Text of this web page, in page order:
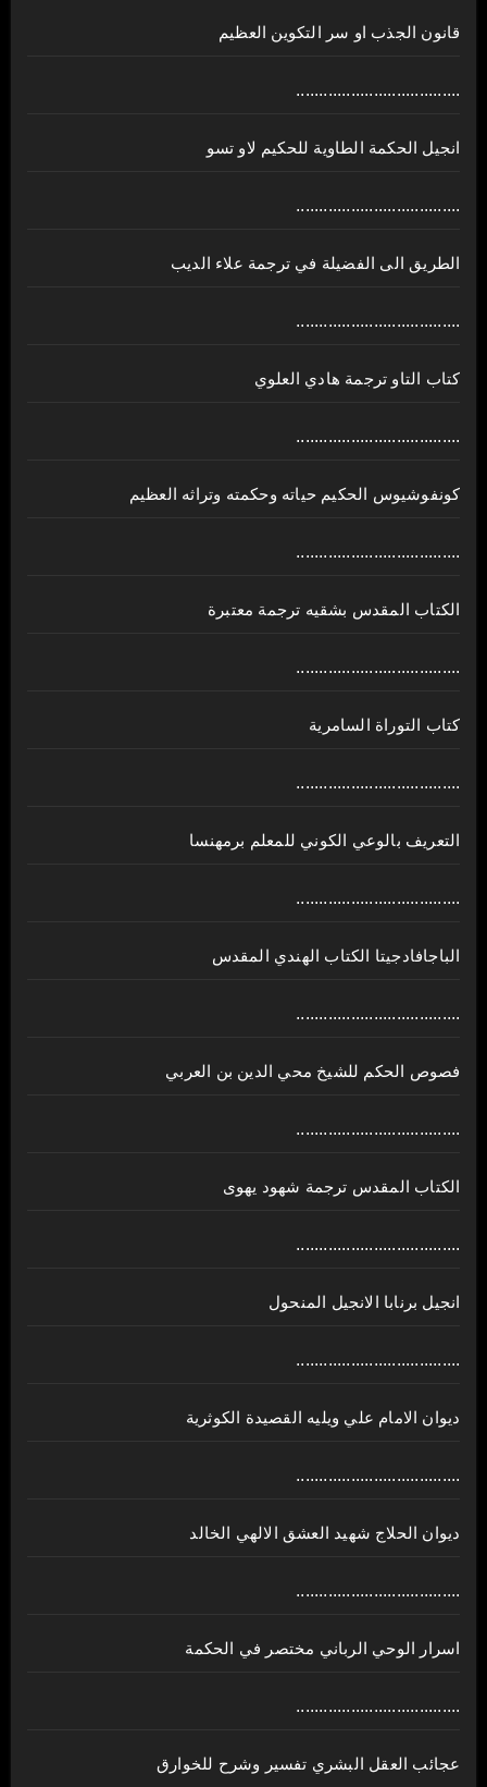
قانون الجذب او سر التكوين العظيم
....................................
انجيل الحكمة الطاوية للحكيم لاو تسو
....................................
الطريق الى الفضيلة في ترجمة علاء الديب
....................................
كتاب التاو ترجمة هادي العلوي
....................................
كونفوشيوس الحكيم حياته وحكمته وتراثه العظيم
....................................
الكتاب المقدس بشقيه ترجمة معتبرة
....................................
كتاب التوراة السامرية
....................................
ﺍﻟﺘﻌﺮﻳﻒ ﺑﺎﻟﻮﻋﻲ ﺍﻟﻜﻮﻧﻲ للمعلم برمهنسا
....................................
الباجافادجيتا الكتاب الهندي المقدس
....................................
فصوص الحكم للشيخ محي الدين بن العربي
....................................
الكتاب المقدس ترجمة شهود يهوى
....................................
انجيل برنابا الانجيل المنحول
....................................
ديوان الامام علي ويليه القصيدة الكوثرية
....................................
ديوان الحلاج شهيد العشق الالهي الخالد
....................................
اسرار الوحي الرباني مختصر في الحكمة
....................................
عجائب العقل البشري تفسير وشرح للخوارق